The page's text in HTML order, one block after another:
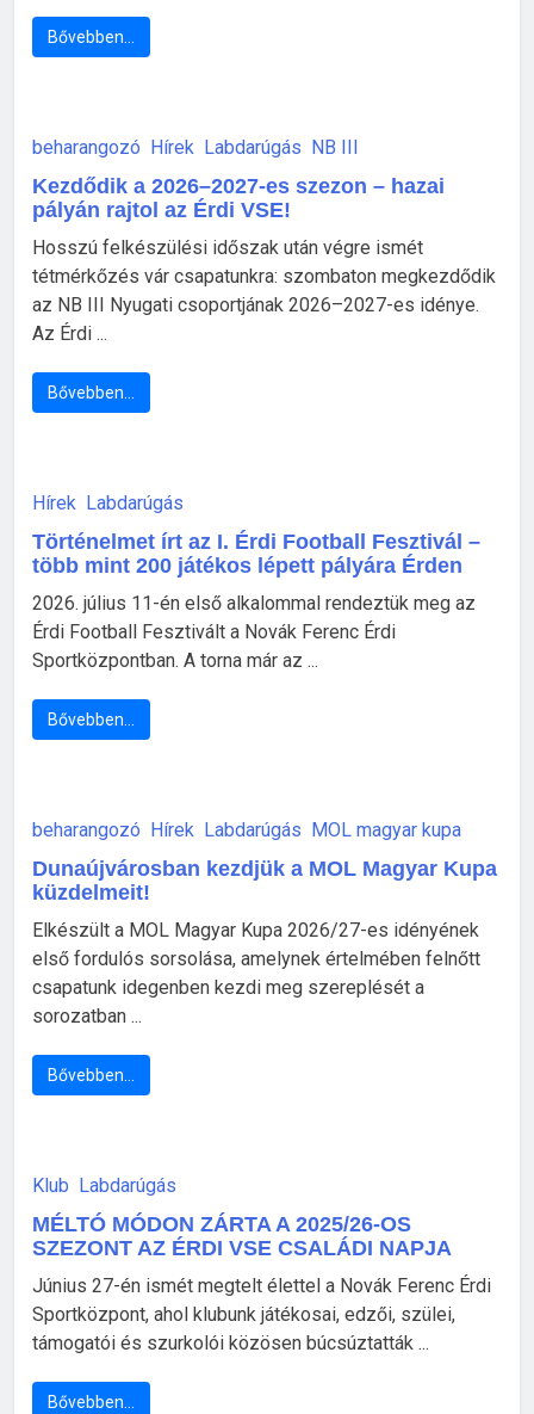
Bővebben…
beharangozó Hírek Labdarúgás NB III
Kezdődik a 2026–2027-es szezon – hazai
pályán rajtol az Érdi VSE!
Hosszú felkészülési időszak után végre ismét
tétmérkőzés vár csapatunkra: szombaton megkezdődik
az NB III Nyugati csoportjának 2026–2027-es idénye.
Az Érdi ...
Bővebben…
Hírek Labdarúgás
Történelmet írt az I. Érdi Football Fesztivál –
több mint 200 játékos lépett pályára Érden
2026. július 11-én első alkalommal rendeztük meg az
Érdi Football Fesztivált a Novák Ferenc Érdi
Sportközpontban. A torna már az ...
Bővebben…
beharangozó Hírek Labdarúgás MOL magyar kupa
Dunaújvárosban kezdjük a MOL Magyar Kupa
küzdelmeit!
Elkészült a MOL Magyar Kupa 2026/27-es idényének
első fordulós sorsolása, amelynek értelmében felnőtt
csapatunk idegenben kezdi meg szereplését a
sorozatban ...
Bővebben…
Klub Labdarúgás
MÉLTÓ MÓDON ZÁRTA A 2025/26-OS
SZEZONT AZ ÉRDI VSE CSALÁDI NAPJA
Június 27-én ismét megtelt élettel a Novák Ferenc Érdi
Sportközpont, ahol klubunk játékosai, edzői, szülei,
támogatói és szurkolói közösen búcsúztatták ...
Bővebben…